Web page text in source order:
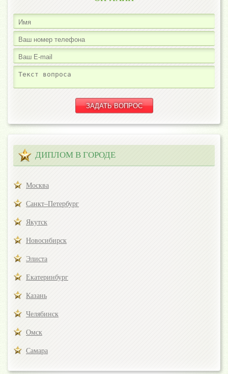
ДИПЛОМ В ГОРОДЕ
Москва
Санкт–Петербург
Якутск
Новосибирск
Элиста
Екатеринбург
Казань
Челябинск
Омск
Самара